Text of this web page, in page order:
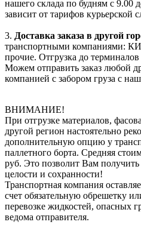
нашего склада по будням с 9.00
зависит от тарифов курьерской
3. Доставка заказа в другой
транспортными компаниями:
прочие. Отгрузка до терминалов
Можем отправить заказ любой
компанией с забором груза с
ВНИМАНИЕ!
При отгрузке материалов,
другой регион настоятельно
дополнительную опцию у
паллетного борта. Средняя
руб. Это позволит Вам получить
целости и сохранности!
Транспортная компания
счет обязательную обрешетку
перевозке жидкостей, опасных
ведома отправителя.